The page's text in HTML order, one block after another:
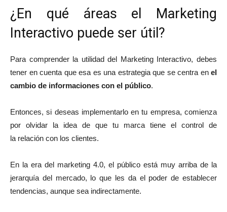
¿En qué áreas el Marketing
Interactivo puede ser útil?
Para comprender la utilidad del Marketing Interactivo, debes
tener en cuenta que esa es una estrategia que se centra en el
cambio de informaciones con el público.
Entonces, si deseas implementarlo en tu empresa, comienza
por olvidar la idea de que tu marca tiene el control de
la relación con los clientes.
En la era del marketing 4.0, el público está muy arriba de la
jerarquía del mercado, lo que les da el poder de establecer
tendencias, aunque sea indirectamente.